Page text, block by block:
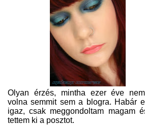
Olyan érzés, mintha ezer éve
volna semmit sem a blogra. Habár
igaz, csak meggondoltam magam
tettem ki a posztot.